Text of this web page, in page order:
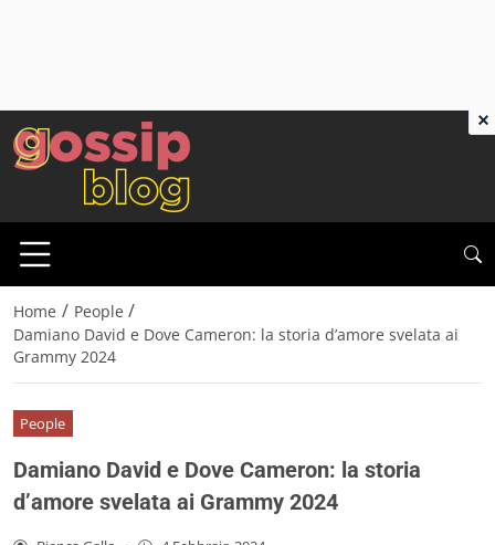
Home / People /
Damiano David e Dove Cameron: la storia d’amore svelata ai
Grammy 2024
People
Damiano David e Dove Cameron: la storia
d’amore svelata ai Grammy 2024
×